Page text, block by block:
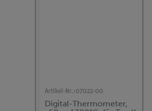
Artikel-Nr.:07022-00
Digital-Thermometer,